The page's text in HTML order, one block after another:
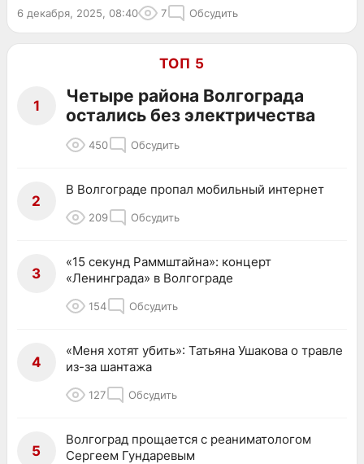
6 декабря, 2025, 08:40 7 Обсудить
ТОП 5
1
Четыре района Волгограда
остались без электричества
450 Обсудить
2
В Волгограде пропал мобильный интернет
209 Обсудить
3
«15 секунд Раммштайна»: концерт
«Ленинграда» в Волгограде
154 Обсудить
4
«Меня хотят убить»: Татьяна Ушакова о травле
из-за шантажа
127 Обсудить
5
Волгоград прощается с реаниматологом
Сергеем Гундаревым